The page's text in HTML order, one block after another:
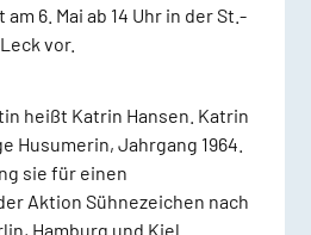
6. Mai ab 14 Uhr in der St.-
vor.
heißt Katrin Hansen. Katrin
Husumerin, Jahrgang 1964.
sie für einen
Aktion Sühnezeichen nach
Hamburg und Kiel